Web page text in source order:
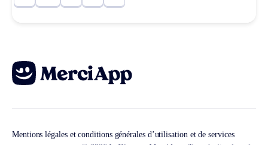
Mentions légales et conditions générales d’utilisation et de services